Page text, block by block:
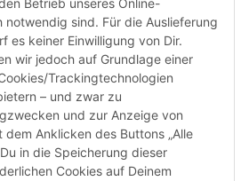
Betrieb unseres Online-
sind. Für die Auslieferung
es keiner Einwilligung von Dir.
wir jedoch auf Grundlage einer
Trackingtechnologien
– und zwar zu
und zur Anzeige von
Anklicken des Buttons „Alle
in die Speicherung dieser
Cookies auf Deinem
DE-20357 Hamburg
990
11:00 - 15:00 Uhr